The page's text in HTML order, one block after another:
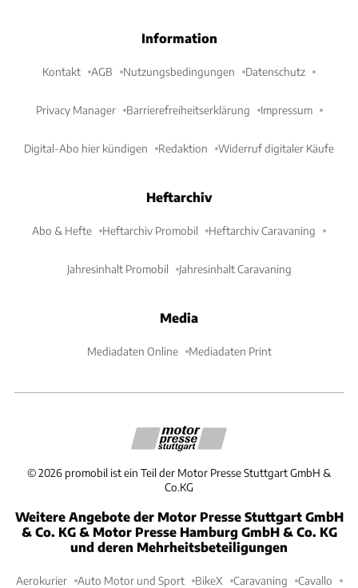
Information
Kontakt AGB Nutzungsbedingungen Datenschutz
Privacy Manager Barrierefreiheitserklärung Impressum
Digital-Abo hier kündigen Redaktion Widerruf digitaler Käufe
Heftarchiv
Abo & Hefte Heftarchiv Promobil Heftarchiv Caravaning
Jahresinhalt Promobil Jahresinhalt Caravaning
Media
Mediadaten Online Mediadaten Print
©2026 promobil ist ein Teil der Motor Presse Stuttgart GmbH &
Co.KG
Weitere Angebote der Motor Presse Stuttgart GmbH
& Co. KG & Motor Presse Hamburg GmbH & Co. KG
und deren Mehrheitsbeteiligungen
Aerokurier Auto Motor und Sport BikeX Caravaning Cavallo